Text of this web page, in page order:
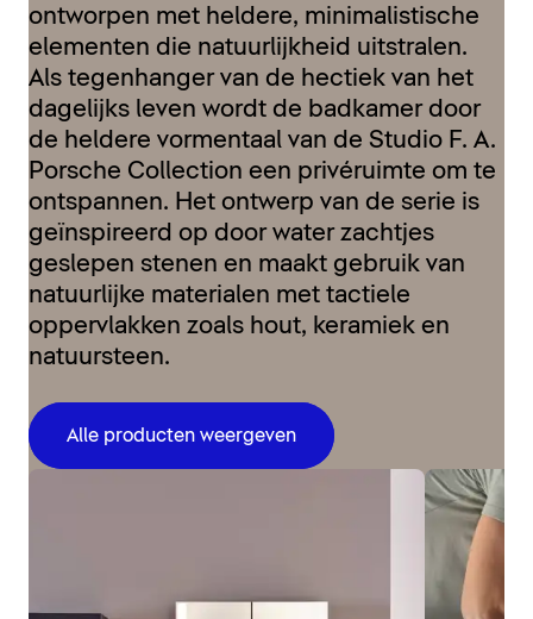
ontworpen met heldere, minimalistische
elementen die natuurlijkheid uitstralen.
Als tegenhanger van de hectiek van het
dagelijks leven wordt de badkamer door
de heldere vormentaal van de Studio F. A.
Porsche Collection een privéruimte om te
ontspannen. Het ontwerp van de serie is
geïnspireerd op door water zachtjes
geslepen stenen en maakt gebruik van
natuurlijke materialen met tactiele
oppervlakken zoals hout, keramiek en
natuursteen.
Alle producten weergeven